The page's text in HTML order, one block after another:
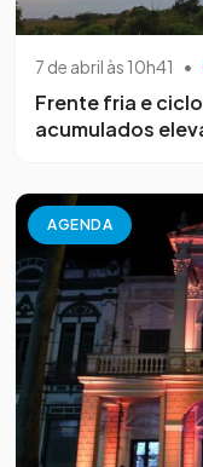
7 de abril às 10h41 •
Frente fria e
acumulados
AGENDA